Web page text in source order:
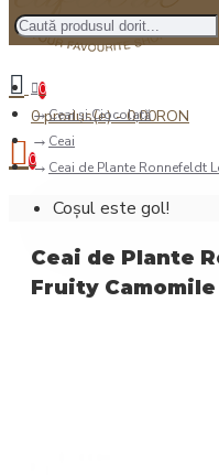
0
0 produs(e) - 0,00RON
0
Coșul este gol!
Ceai şi Ciocolată
Ceai
Ceai de Plante Ronnefeldt
Ceai de Plante
Fruity